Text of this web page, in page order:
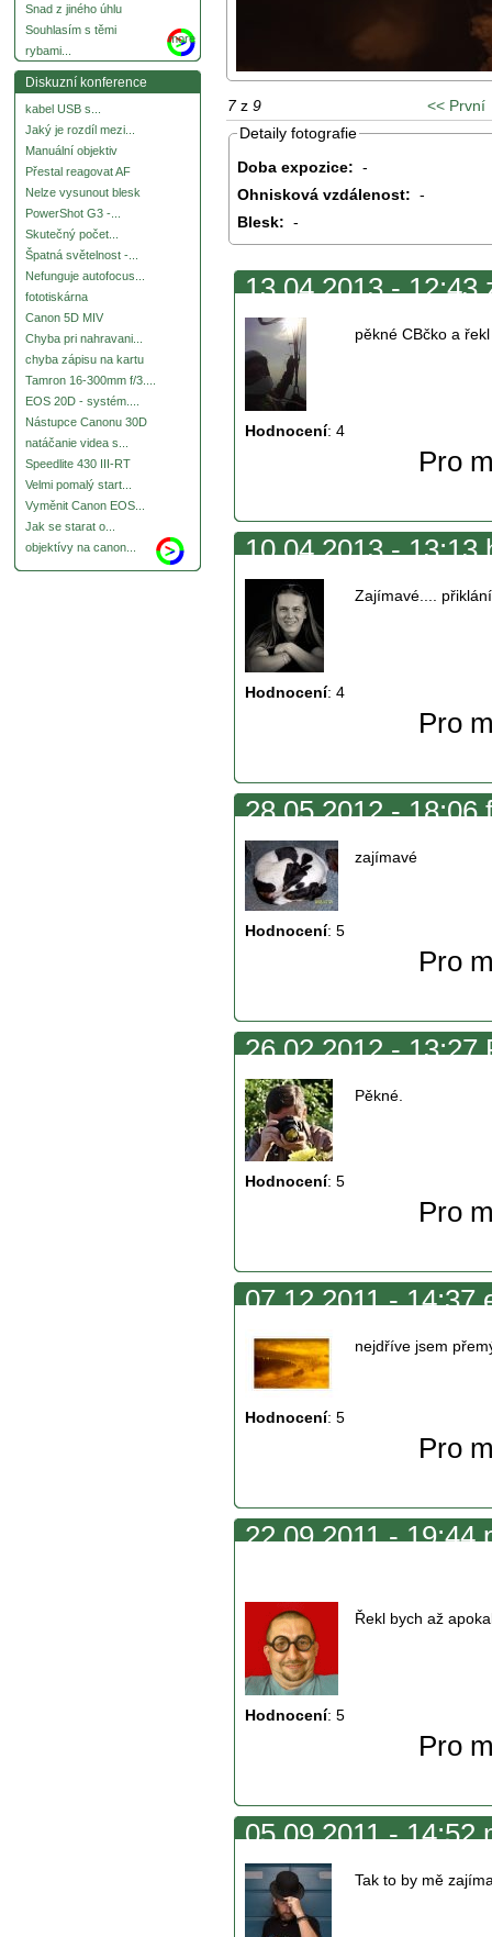
Snad z jiného úhlu
Souhlasím s těmi
rybami...
more
Diskuzní konference
kabel USB s...
Jaký je rozdíl mezi...
Manuální objektiv
Přestal reagovat AF
Nelze vysunout blesk
PowerShot G3 -...
Skutečný počet...
Špatná světelnost -...
Nefunguje autofocus...
fototiskárna
Canon 5D MIV
Chyba pri nahravani...
chyba zápisu na kartu
Tamron 16-300mm f/3....
EOS 20D - systém....
Nástupce Canonu 30D
natáčanie videa s...
Speedlite 430 III-RT
Velmi pomalý start...
Vyměnit Canon EOS...
Jak se starat o...
objektívy na canon...
7z 9
<< První
Detaily fotografie
Doba expozice: -
Ohnisková vzdálenost: -
Blesk: -
13.04.2013 -
Hodnocení: 4
pěkné CBčko a
Pro
10.04.2013 -
Hodnocení: 4
Zajímavé....
Pro
28.05.2012 -
Hodnocení: 5
zajímavé
Pro
26.02.2012 -
Hodnocení: 5
Pěkné.
Pro
07.12.2011 - 14:37
Hodnocení: 5
nejdříve jsem
Pro
22.09.2011 -
Hodnocení: 5
Řekl bych až
Pro
05.09.2011 -
Tak to by mě